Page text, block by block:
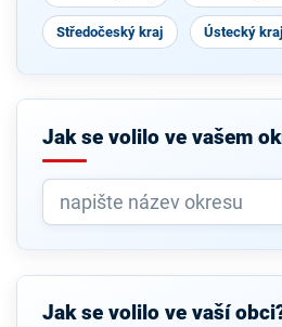
Středočeský kraj Ústecký kraj
Jak se volilo ve vašem
Jak se volilo ve vaší